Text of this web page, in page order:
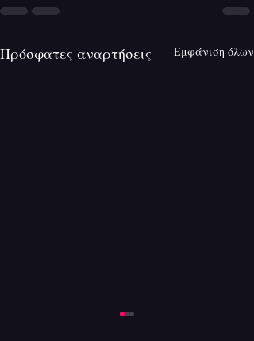
Πρόσφατες αναρτήσεις Εμφάνιση όλων